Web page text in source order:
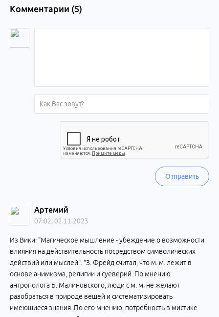
Комментарии (5)
Отправить
Артемий
07:02, 02.11.2023
Из Вики: "Магическое мышление - убеждение о возможности
влияния на действительность посредством символических
действий или мыслей". "З. Фрейд считал, что м. м. лежит в
основе анимизма, религии и суеверий. По мнению
антрополога Б. Малиновского, люди с м. м. не желают
разобраться в природе вещей и систематизировать
имеющиеся знания. По его мнению, потребность в мистике